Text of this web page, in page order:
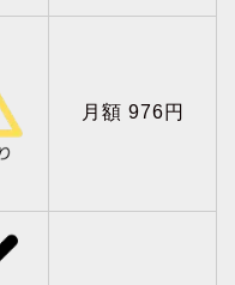
月額 976円